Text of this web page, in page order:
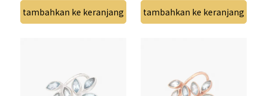
tambahkan ke keranjang tambahkan ke keranjang